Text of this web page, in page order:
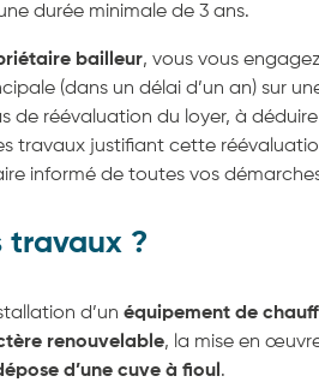
durée minimale de 3 ans.
bailleur, vous vous
(dans un délai d’un an) sur
de réévaluation du loyer, à
travaux justifiant cette
informé de toutes vos
travaux ?
d’un équipement de
renouvelable, la mise en
d’une cuve à fioul .